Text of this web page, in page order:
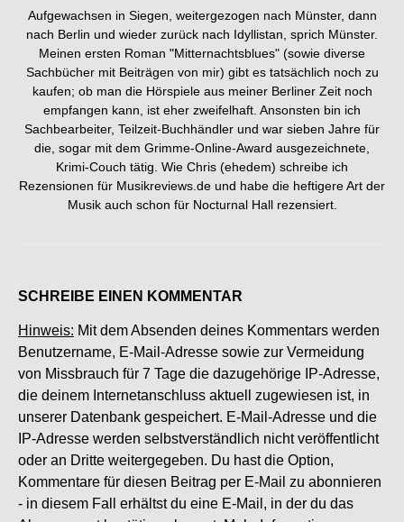
Aufgewachsen in Siegen, weitergezogen nach Münster, dann
nach Berlin und wieder zurück nach Idyllistan, sprich Münster.
Meinen ersten Roman "Mitternachtsblues" (sowie diverse
Sachbücher mit Beiträgen von mir) gibt es tatsächlich noch zu
kaufen; ob man die Hörspiele aus meiner Berliner Zeit noch
empfangen kann, ist eher zweifelhaft. Ansonsten bin ich
Sachbearbeiter, Teilzeit-Buchhändler und war sieben Jahre für
die, sogar mit dem Grimme-Online-Award ausgezeichnete,
Krimi-Couch tätig. Wie Chris (ehedem) schreibe ich
Rezensionen für Musikreviews.de und habe die heftigere Art der
Musik auch schon für Nocturnal Hall rezensiert.
SCHREIBE EINEN KOMMENTAR
Hinweis: Mit dem Absenden deines Kommentars werden
Benutzername, E-Mail-Adresse sowie zur Vermeidung
von Missbrauch für 7 Tage die dazugehörige IP-Adresse,
die deinem Internetanschluss aktuell zugewiesen ist, in
unserer Datenbank gespeichert. E-Mail-Adresse und die
IP-Adresse werden selbstverständlich nicht veröffentlicht
oder an Dritte weitergegeben. Du hast die Option,
Kommentare für diesen Beitrag per E-Mail zu abonnieren
- in diesem Fall erhältst du eine E-Mail, in der du das